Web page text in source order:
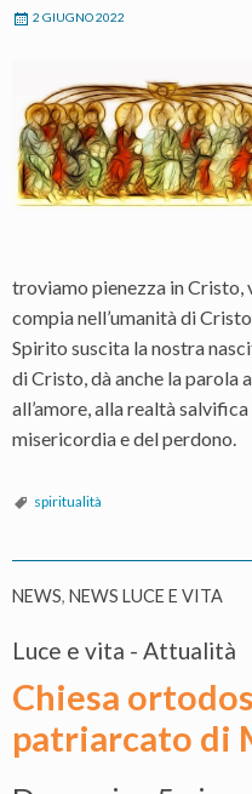
2 GIUGNO 2022
troviamo pienezza in Cristo,
compia nell’umanità di
Spirito suscita la nostra
di Cristo, dà anche la parola
all’amore, alla realtà
misericordia e del perdono.
spiritualità
NEWS, NEWS LUCE E VITA
Luce e vita - Attualità
Chiesa
patriarcato di